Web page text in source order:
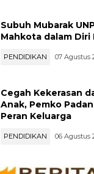
Subuh Mubarak
Mahkota dalam Diri
PENDIDIKAN 07 Agustus
Cegah Kekerasan
Anak, Pemko
Peran Keluarga
PENDIDIKAN 06 Agustus